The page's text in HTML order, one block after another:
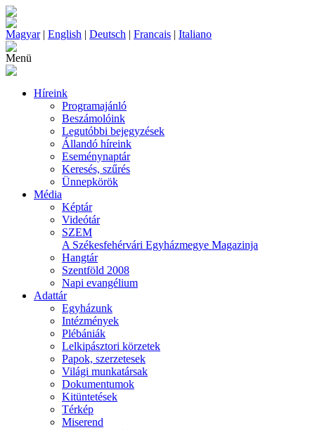
Magyar| English | Deutsch | Francais | Italiano
Menü
Híreink
Programajánló
Beszámolóink
Legutóbbi bejegyzések
Állandó híreink
Eseménynaptár
Keresés, szűrés
Ünnepkörök
Média
Képtár
Videótár
SZEM
A Székesfehérvári Egyházmegye Magazinja
Hangtár
Szentföld 2008
Napi evangélium
Adattár
Egyházunk
Intézmények
Plébániák
Lelkipásztori körzetek
Papok, szerzetesek
Világi munkatársak
Dokumentumok
Kitüntetések
Térkép
Miserend